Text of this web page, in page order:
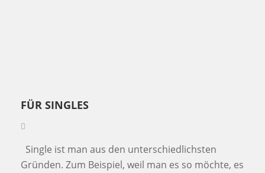
FÜR SINGLES
Single ist man aus den unterschiedlichsten
Gründen. Zum Beispiel, weil man es so möchte, es